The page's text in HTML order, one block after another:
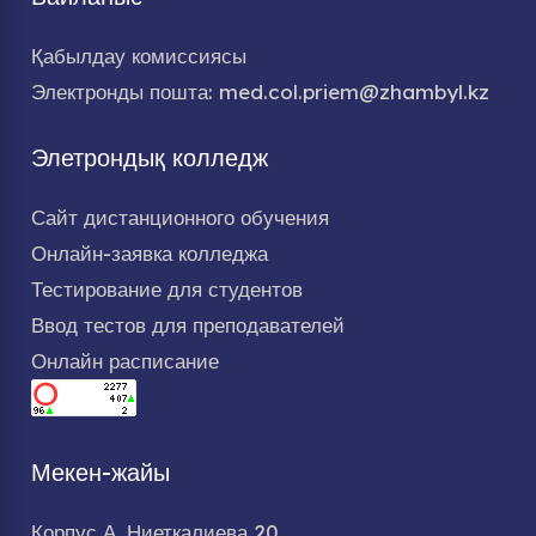
Қабылдау комиссиясы
Электронды пошта: med.col.priem@zhambyl.kz
Элетрондық колледж
Сайт дистанционного обучения
Онлайн-заявка колледжа
Тестирование для студентов
Ввод тестов для преподавателей
Онлайн расписание
Мекен-жайы